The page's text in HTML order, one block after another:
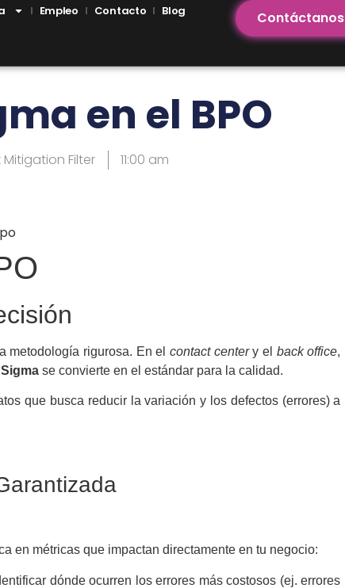
Contáctanos
Empleo Contacto Blog
en el BPO
Mitigation Filter 11:00 am
metodología rigurosa. En elcontact centery el back office,
se convierte en el estándar para la calidad.
que busca reducir la variación y los defectos (errores) a
en métricas que impactan directamente en tu negocio:
dónde ocurren los errores más costosos (ej. errores